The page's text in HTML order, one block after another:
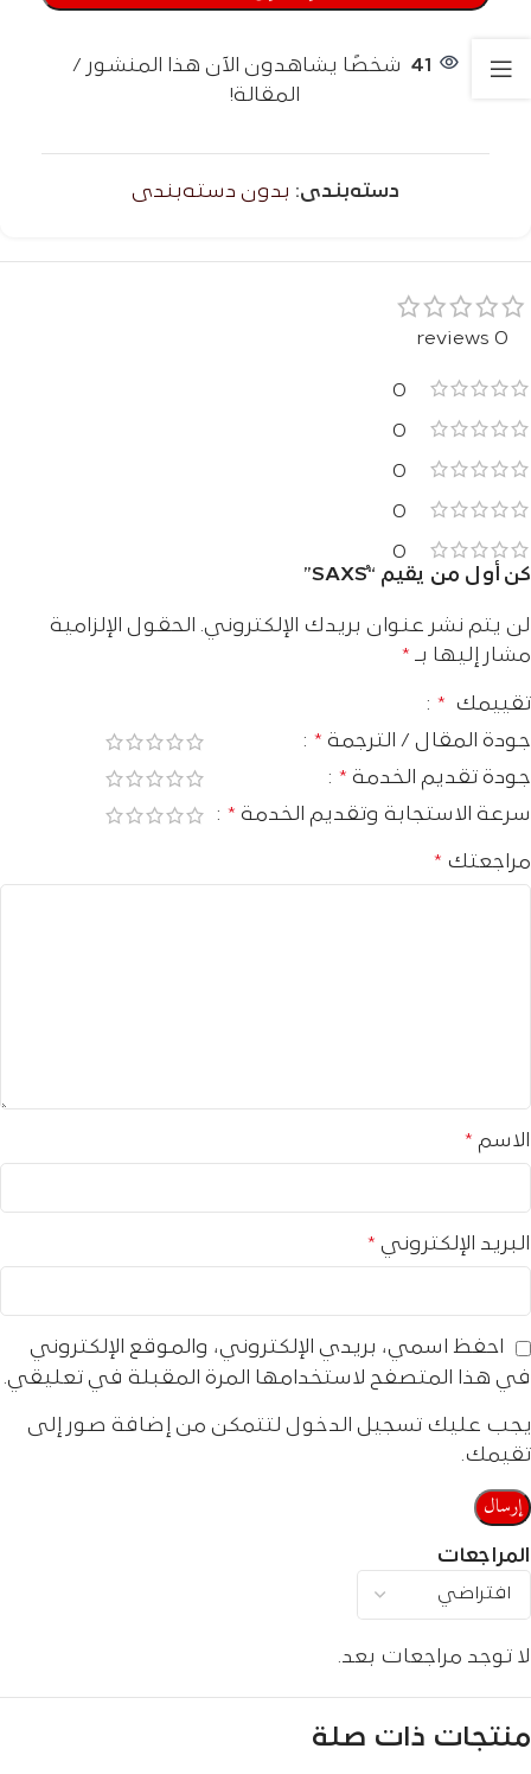
41
شخصًا يشاهدون الآن هذا المنشور /
المقالة!
دسته‌بندی: بدون دسته‌بندی
0 reviews
0
0
0
0
0
المراجعات
لا توجد مراجعات بعد.
كن أول من يقيم “ُSAXS”
لن يتم نشر عنوان بريدك الإلكتروني.
الحقول الإلزامية
مشار إليها بـ *
تقييمك *
جودة المقال / الترجمة *
جودة تقديم الخدمة *
سرعة الاستجابة وتقديم الخدمة *
مراجعتك *
الاسم *
البريد الإلكتروني *
احفظ اسمي، بريدي الإلكتروني، والموقع الإلكتروني
في هذا المتصفح لاستخدامها المرة المقبلة في تعليقي.
يجب عليك تسجيل الدخول لتتمكن من إضافة صور إلى
تقيمك.
منتجات ذات صلة